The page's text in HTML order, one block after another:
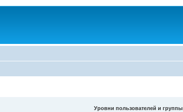
Уровни пользователей и группы